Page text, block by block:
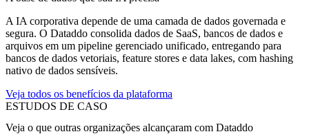
A IA corporativa depende de uma camada de dados governada e
segura. O Dataddo consolida dados de SaaS, bancos de dados e
arquivos em um pipeline gerenciado unificado, entregando para
bancos de dados vetoriais, feature stores e data lakes, com hashing
nativo de dados sensíveis.
Veja todos os benefícios da plataforma
ESTUDOS DE CASO
Veja o que outras organizações alcançaram com Dataddo